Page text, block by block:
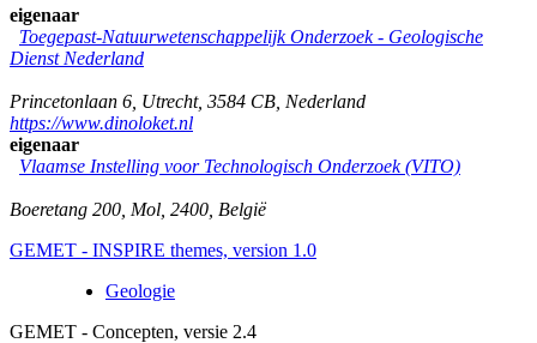
eigenaar
Toegepast-Natuurwetenschappelijk Onderzoek - Geologische
Dienst Nederland
Princetonlaan 6 Utrecht, 3584 CB Nederland
https://www.dinoloket.nl
eigenaar
Vlaamse Instelling voor Technologisch Onderzoek (VITO)
Boeretang 200 Mol 2400 België
GEMET - INSPIRE themes, version 1.0
Geologie
GEMET - Concepten, versie 2.4